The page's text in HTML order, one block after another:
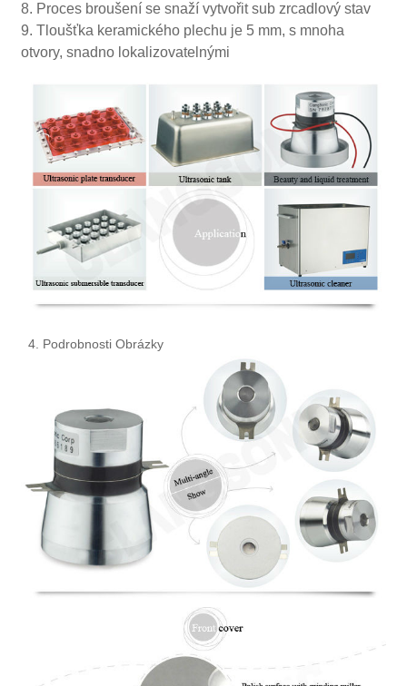
8. Proces broušení se snaží vytvořit sub zrcadlový stav
9. Tloušťka keramického plechu je 5 mm, s mnoha
otvory, snadno lokalizovatelnými
4. Podrobnosti Obrázky